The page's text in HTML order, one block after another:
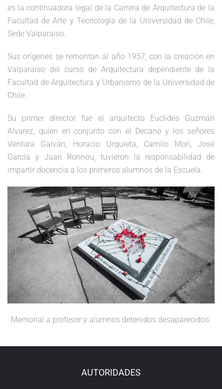
es la continuadora legal de la Carrera de Arquitectura de la
Facultad de Arte y Tecnología de la Universidad de Chile,
Sede Valparaíso.
Sus orígenes se remontan al año 1957, con la creación en
Valparaíso del curso de Arquitectura dependiente de la
Facultad de Arquitectura y Urbanismo de la Universidad de
Chile.
Su primer director fue el arquitecto Euclides Guzmán
Alvarez, quien en conjunto con el Decano y los señores
Ventura Galván, Horacio Urquieta, Camilo Mori, José
García y Juan Ronnou, tuvieron la responsabilidad de
impartir docencia a los primeros alumnos de la Escuela.
Memorial a profesor y alumnos detenidos desaparecidos.
AUTORIDADES